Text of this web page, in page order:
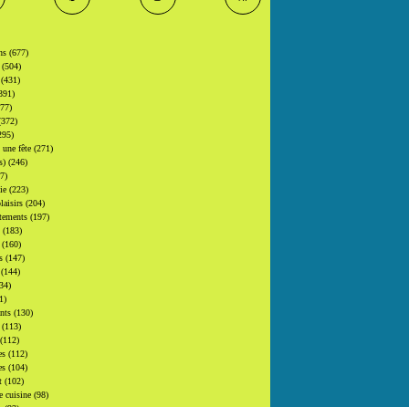
(677)
(504)
(431)
une fête (271)
(246)
(223)
(204)
(197)
(183)
(160)
(147)
(144)
(130)
(113)
(112)
(112)
(104)
(102)
cuisine (98)